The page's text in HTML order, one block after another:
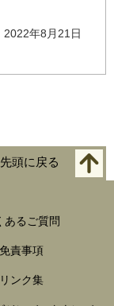
2022年8月21日
頭に戻る
あるご質問
免責事項
リンク集